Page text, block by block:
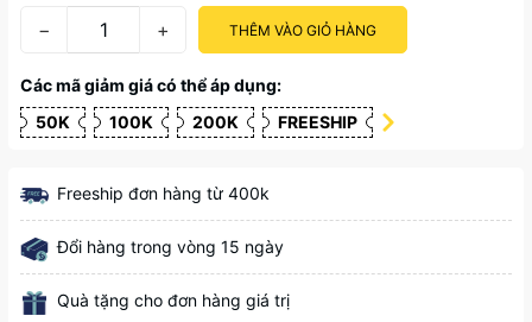
− + THÊM VÀO GIỎ HÀNG
Các mã giảm giá có thể áp dụng:
50K
100K 200K FREESHIP
Freeship đơn hàng từ 400k
Đổi hàng trong vòng 15 ngày
Quà tặng cho đơn hàng giá trị